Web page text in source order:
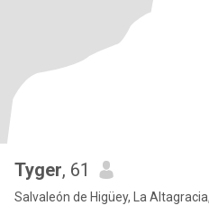
Tyger, 61
Salvaleón de Higüey, La